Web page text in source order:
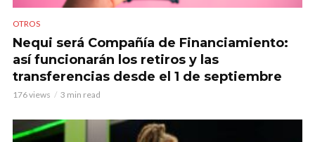
OTROS
Nequi será Compañía de Financiamiento:
así funcionarán los retiros y las
transferencias desde el 1 de septiembre
176 views 3 min read